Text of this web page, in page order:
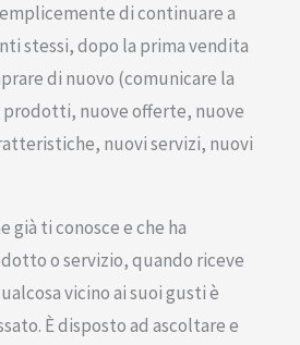
di continuare a
stessi, dopo la prima vendita
di nuovo (comunicare la
nuove offerte, nuove
nuovi servizi, nuovi
già ti conosce e che ha
o servizio, quando riceve
vicino ai suoi gusti è
È disposto ad ascoltare e